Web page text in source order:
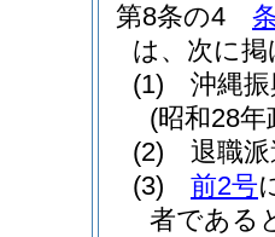
第8条の4
は、次に
(1)
沖縄
(昭和28
(2)
退職
(3)
前2号
者である